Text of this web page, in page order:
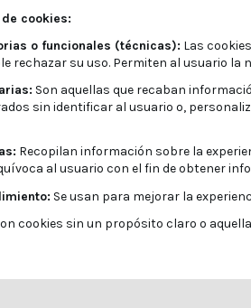
cookies:
o funcionales (técnicas): Las
rechazar su uso. Permiten al usuario la
Son aquellas que recaban
sin identificar al usuario o,
Recopilan información sobre la
al usuario con el fin de obtener
Se usan para mejorar la
cookies sin un propósito claro o